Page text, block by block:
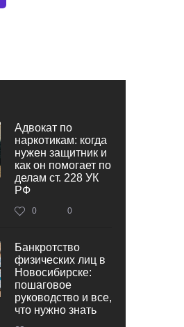
Адвокат по
наркотикам: когда
нужен защитник и
как он помогает по
делам ст. 228 УК
РФ
0 0
Банкротство
физических лиц в
Новосибирске:
пошаговое
руководство и все,
что нужно знать